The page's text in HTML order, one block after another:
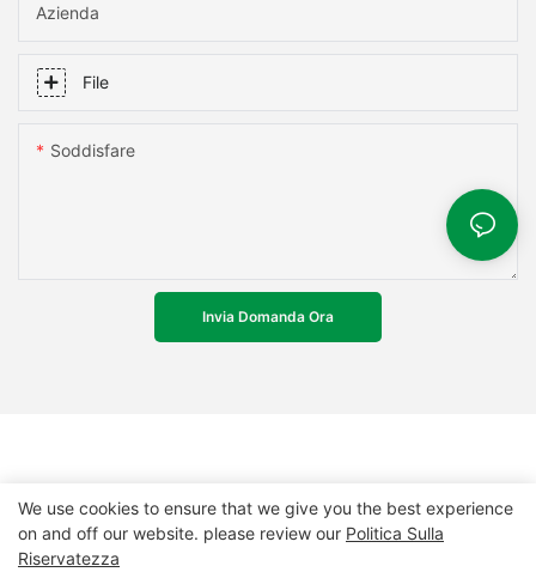
Azienda
File
Soddisfare
Invia Domanda Ora
We use cookies to ensure that we give you the best experience
on and off our website. please review our Politica Sulla
Riservatezza